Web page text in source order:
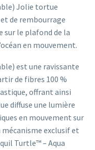
Jolie tortue
de rembourrage
sur le plafond de la
en mouvement.
est une ravissante
de fibres 100 %
offrant ainsi
diffuse une lumière
en mouvement sur
exclusif et
Turtle™ – Aqua